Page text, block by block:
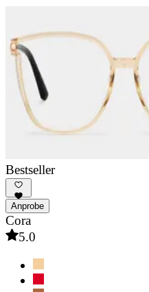
Bestseller
Anprobe
Cora
5.0